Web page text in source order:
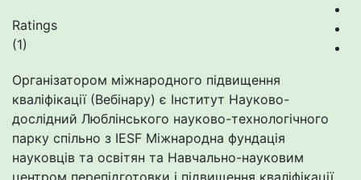
Ratings
(1)
Організатором міжнародного підвищення
кваліфікації (Вебінару) є Інститут Науково-
дослідний Люблінського науково-технологічного
парку спільно з IESF Міжнародна фундація
науковців та освітян та Навчально-науковим